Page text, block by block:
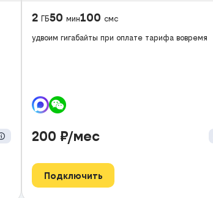
2 ГБ50 мин100 смс
удвоим гигабайты при оплате тарифа вовремя
200 ₽/мес
Подключить